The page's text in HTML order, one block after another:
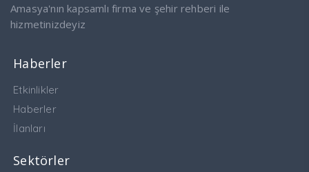
Amasya'nın kapsamlı firma ve şehir rehberi ile
hizmetinizdeyiz
Haberler
Etkinlikler
Haberler
İlanları
Sektörler